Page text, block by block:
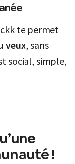
te permet
veux, sans
social, simple,
!